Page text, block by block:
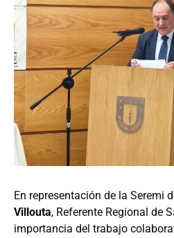
En representación de la Seremi
Villouta, Referente Regional de
importancia del trabajo